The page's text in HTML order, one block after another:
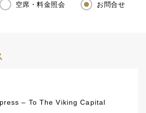
空席・料金照会 お問合せ
– To The Viking Capital